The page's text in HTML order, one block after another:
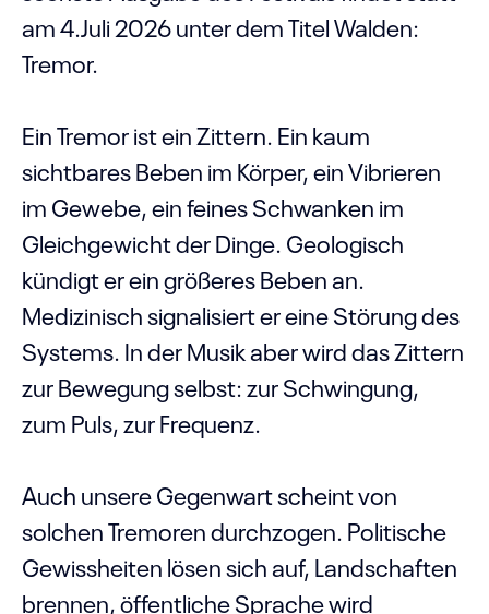
am 4.Juli 2026 unter dem Titel Walden:
Tremor.
Ein Tremor ist ein Zittern. Ein kaum
sichtbares Beben im Körper, ein Vibrieren
im Gewebe, ein feines Schwanken im
Gleichgewicht der Dinge. Geologisch
kündigt er ein größeres Beben an.
Medizinisch signalisiert er eine Störung des
Systems. In der Musik aber wird das Zittern
zur Bewegung selbst: zur Schwingung,
zum Puls, zur Frequenz.
Auch unsere Gegenwart scheint von
solchen Tremoren durchzogen. Politische
Gewissheiten lösen sich auf, Landschaften
brennen, öffentliche Sprache wird